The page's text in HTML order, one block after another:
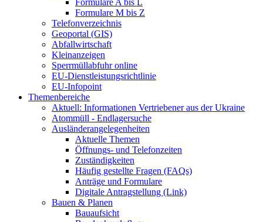
Formulare A bis L
Formulare M bis Z
Telefonverzeichnis
Geoportal (GIS)
Abfallwirtschaft
Kleinanzeigen
Sperrmüllabfuhr online
EU-Dienstleistungsrichtlinie
EU-Infopoint
Themenbereiche
Aktuell: Informationen Vertriebener aus der Ukraine
Atommüll - Endlagersuche
Ausländerangelegenheiten
Aktuelle Themen
Öffnungs- und Telefonzeiten
Zuständigkeiten
Häufig gestellte Fragen (FAQs)
Anträge und Formulare
Digitale Antragstellung (Link)
Bauen & Planen
Bauaufsicht